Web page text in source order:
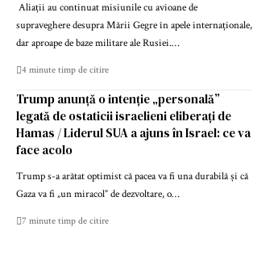
Aliații au continuat misiunile cu avioane de
supraveghere desupra Mării Gegre în apele internaționale,
dar aproape de baze militare ale Rusiei.…
4 minute timp de citire
Trump anunță o intenție „personală”
legată de ostaticii israelieni eliberați de
Hamas / Liderul SUA a ajuns în Israel: ce va
face acolo
Trump s-a arătat optimist că pacea va fi una durabilă și că
Gaza va fi „un miracol” de dezvoltare, o…
7 minute timp de citire